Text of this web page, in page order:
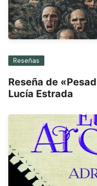
Reseñas
Reseña de
Lucía Estrada